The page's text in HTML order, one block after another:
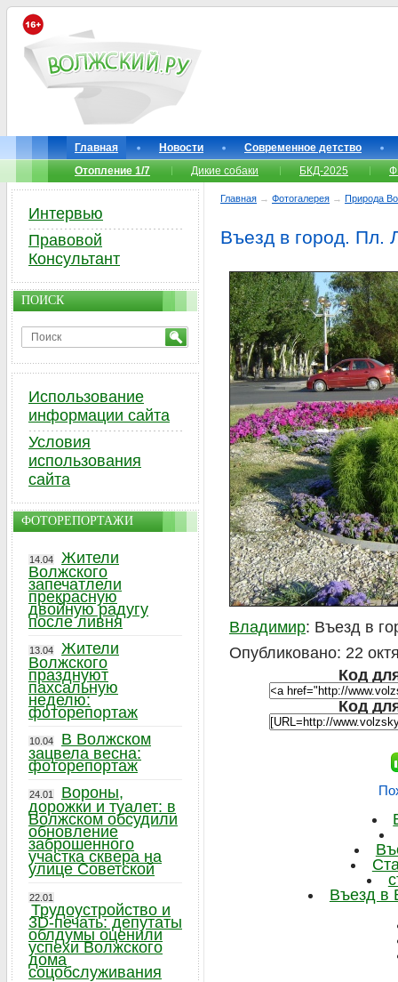
Главная Новости
Современное детство
Отопление 1/7
Дикие собаки БКД-2025
Главная → Фотогалерея → Природа
Въезд в город. Пл.
Владимир: Въезд в
Опубликовано: 22
Код
Код
Въезд в
Интервью
Правовой
Консультант
ПОИСК
Использование
информации сайта
Условия
использования
сайта
ФОТОРЕПОРТАЖИ
14.04
Жители
Волжского
запечатлели
прекрасную
двойную радугу
после ливня
13.04
Жители
Волжского
празднуют
пахсальную
неделю:
фоторепортаж
10.04
В Волжском
зацвела весна:
фоторепортаж
24.01
Вороны,
дорожки и туалет: в
Волжском обсудили
обновление
заброшенного
участка сквера на
улице Советской
22.01
Трудоустройство и
3D-печать: депутаты
облдумы оценили
успехи Волжского
дома
соцобслуживания